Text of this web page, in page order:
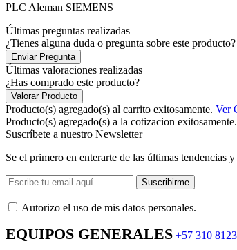
PLC Aleman SIEMENS
Últimas preguntas realizadas
¿Tienes alguna duda o pregunta sobre este producto?
Enviar Pregunta
Últimas valoraciones realizadas
¿Has comprado este producto?
Valorar Producto
Producto(s) agregado(s) al carrito exitosamente. Ver
Producto(s) agregado(s) a la cotizacion exitosamente.
Suscríbete a nuestro Newsletter
Se el primero en enterarte de las últimas tendencias
Suscribirme
Autorizo ​​el uso de mis datos personales.
EQUIPOS GENERALES +57 310